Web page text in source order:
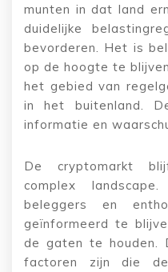
munten in dat land
duidelijke
bevorderen. Het is
op de hoogte te
het gebied van
in het buitenland.
informatie en
De cryptomarkt
complex
beleggers en
geïnformeerd te
de gaten te houden.
factoren zijn die